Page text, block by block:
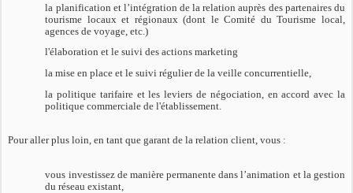
la planification et l’intégration de la relation auprès des partenaires du
tourisme locaux et régionaux (dont le Comité du Tourisme local,
agences de voyage, etc.)
l'élaboration et le suivi des actions marketing
la mise en place et le suivi régulier de la veille concurrentielle,
la politique tarifaire et les leviers de négociation, en accord avec la
politique commerciale de l'établissement.
Pour aller plus loin, en tant que garant de la relation client, vous :
vous investissez de manière permanente dans l’animation et la gestion
du réseau existant,